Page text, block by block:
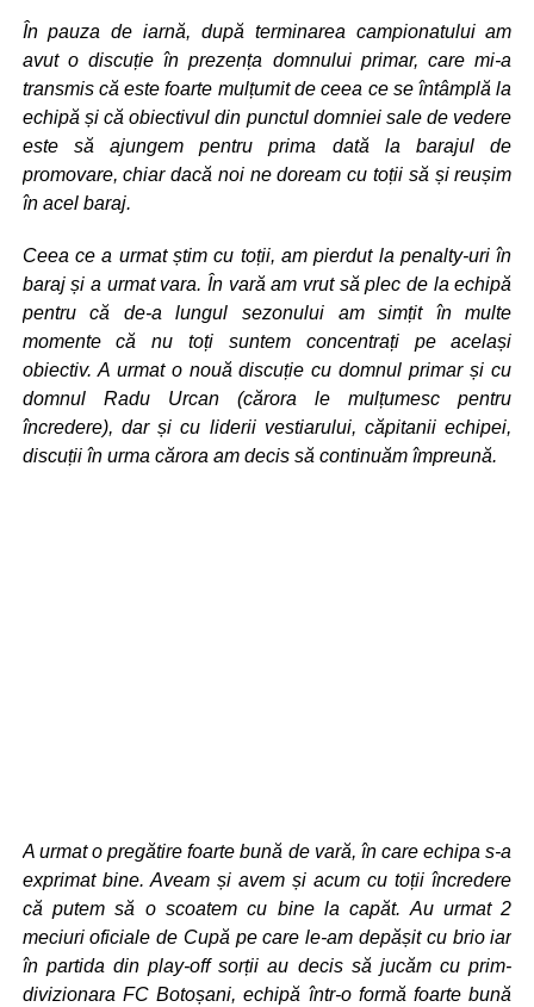
În pauza de iarnă, după terminarea campionatului am
avut o discuție în prezența domnului primar, care mi-a
transmis că este foarte mulțumit de ceea ce se întâmplă la
echipă și că obiectivul din punctul domniei sale de vedere
este să ajungem pentru prima dată la barajul de
promovare, chiar dacă noi ne doream cu toții să și reușim
în acel baraj.
Ceea ce a urmat știm cu toții, am pierdut la penalty-uri în
baraj și a urmat vara. În vară am vrut să plec de la echipă
pentru că de-a lungul sezonului am simțit în multe
momente că nu toți suntem concentrați pe același
obiectiv. A urmat o nouă discuție cu domnul primar și cu
domnul Radu Urcan (cărora le mulțumesc pentru
încredere), dar și cu liderii vestiarului, căpitanii echipei,
discuții în urma cărora am decis să continuăm împreună.
A urmat o pregătire foarte bună de vară, în care echipa s-a
exprimat bine. Aveam și avem și acum cu toții încredere
că putem să o scoatem cu bine la capăt. Au urmat 2
meciuri oficiale de Cupă pe care le-am depășit cu brio iar
în partida din play-off sorții au decis să jucăm cu prim-
divizionara FC Botoșani, echipă într-o formă foarte bună